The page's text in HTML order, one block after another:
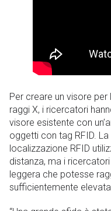
Per creare un visore
raggi X, i ricercatori
visore esistente con
oggetti con tag RFID.
localizzazione RFID
distanza, ma i
leggera che potesse
sufficientemente